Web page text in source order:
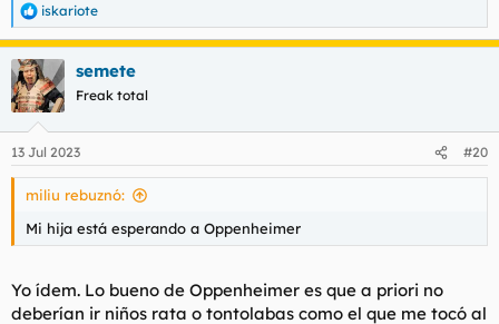
R
e
a
c
c
i
e
s
iskariote
semete
Freak total
13 Jul 2023 #20
miliu rebuznó:
Mi hija está esperando a Oppenheimer
Yo ídem. Lo bueno de Oppenheimer es que a priori no
deberían ir niños rata o tontolabas como el que me tocó al